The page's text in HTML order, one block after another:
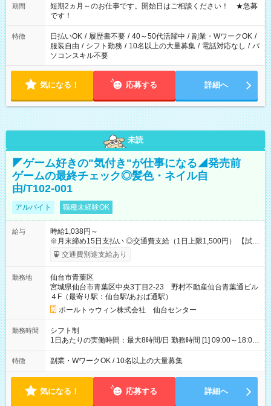
※週最低15時間以上の勤務が必要です
期間
短期2ヵ月～のお仕事です。開始日はご相談ください！ ★急募
です！
特徴 日払いOK / 履歴書不要 / 40～50代活躍中 / 副業・WワークOK /
服装自由 / シフト勤務 / 10名以上の大量募集 / 電話対応なし / パ
ソコンスキル不要
気になる！ 応募する 詳細へ
未読
◤ゲーム好きの"気付き"が仕事になる◢発売前
ゲームの最終チェック◎髪色・ネイル自
由/T102-001
アルバイト 職種未経験OK
給与
時給1,038円～
※月末締め15日支払い ◎交通費支給（1日上限1,500円） 【試用
期間】試用期間なし
交通費別途支給あり
勤務地
仙台市青葉区
宮城県仙台市青葉区中央3丁目2-23 野村不動産仙台青葉通ビル
４F（最寄り駅：仙台駅/あおば通駅）
ポールトゥウィン株式会社 仙台センター
勤務時間
シフト制
1日あたりの実働時間：最大8時間/日 勤務時間 [1] 09:00～18:00
[2] 10:00～19:00 [3] 10:30～19:30 最低勤務日数(週)：2日 【シ
フトの決め方】 シフトサイクル：1ヶ月 シフト提出期限：シフ
・昼休憩1時間、その他小休憩あり
特徴 副業・WワークOK / 10名以上の大量募集
気になる！ 応募する 詳細へ